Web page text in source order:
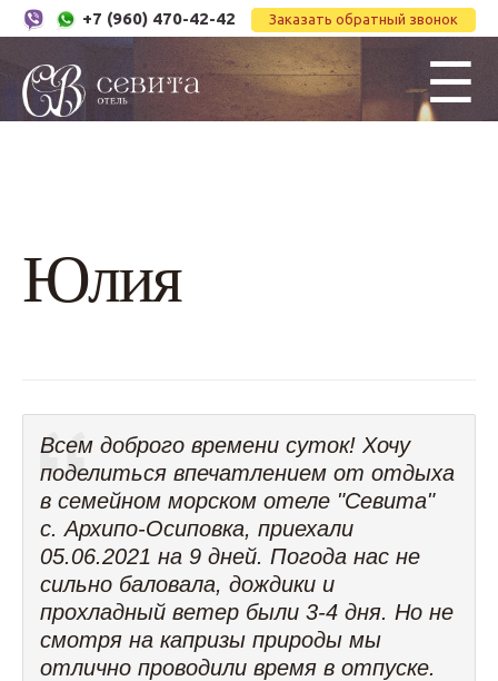
Заказать обратный звонок
+7 (960) 470-42-42
☰
Юлия
Всем доброго времени суток! Хочу
поделиться впечатлением от отдыха
в семейном морском отеле "Севита"
с. Архипо-Осиповка, приехали
05.06.2021 на 9 дней. Погода нас не
сильно баловала, дождики и
прохладный ветер были 3-4 дня. Но не
смотря на капризы природы мы
отлично проводили время в отпуске.